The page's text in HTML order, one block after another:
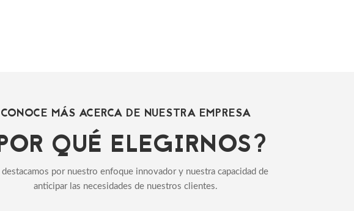
CONOCE MÁS ACERCA DE NUESTRA EMPRESA
QUÉ ELEGIRNOS?
destacamos por nuestro enfoque innovador y nuestra capacidad de
anticipar las necesidades de nuestros clientes.